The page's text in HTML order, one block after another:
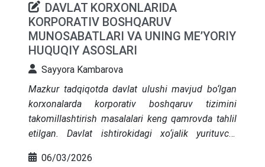
DAVLAT KORXONLARIDA
KORPORATIV BOSHQARUV
MUNOSABATLARI VA UNING ME’YORIY
HUQUQIY ASOSLARI
Sayyora Kambarova
Mazkur tadqiqotda davlat ulushi mavjud bo‘lgan
korxonalarda korporativ boshqaruv tizimini
takomillashtirish masalalari keng qamrovda tahlil
etilgan. Davlat ishtirokidagi xo‘jalik yurituvchi
ta’minlash hamda investitsiyaviy muhit
06/03/2026